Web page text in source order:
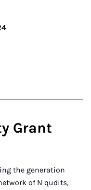
Grant
the generation
of N qudits,